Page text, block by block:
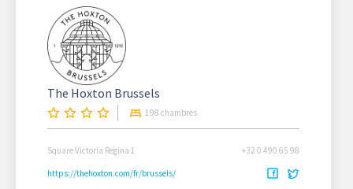
The Hoxton Brussels
198 chambres
Square Victoria Regina 1 +32 0 490 65 98
https://thehoxton.com/fr/brussels/